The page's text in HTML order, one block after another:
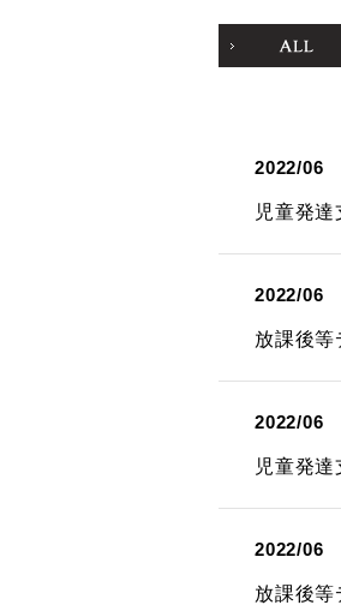
2022/06
児童発
2022/06
放課後
2022/06
児童発
2022/06
放課後